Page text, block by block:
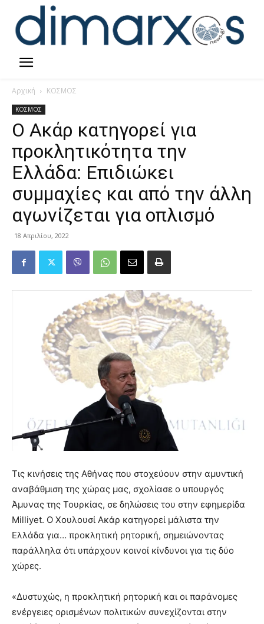
Αρχική ΚΟΣΜΟΣ
ΚΟΣΜΟΣ
O Ακάρ κατηγορεί για
προκλητικότητα την
Ελλάδα: Επιδιώκει
συμμαχίες και από την άλλη
αγωνίζεται για οπλισμό
18 Απριλίου, 2022
Τις κινήσεις της Αθήνας που στοχεύουν στην αμυντική
αναβάθμιση της χώρας μας, σχολίασε ο υπουργός
Άμυνας της Τουρκίας, σε δηλώσεις του στην εφημερίδα
Milliyet. Ο Χουλουσί Ακάρ κατηγορεί μάλιστα την
Ελλάδα για… προκλητική ρητορική, σημειώνοντας
παράλληλα ότι υπάρχουν κοινοί κίνδυνοι για τις δύο
χώρες.
«Δυστυχώς, η προκλητική ρητορική και οι παράνομες
ενέργειες ορισμένων πολιτικών συνεχίζονται στην